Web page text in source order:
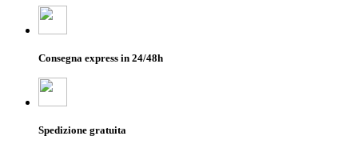
Consegna express in 24/48h
Spedizione gratuita